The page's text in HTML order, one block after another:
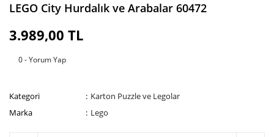
LEGO City Hurdalık ve Arabalar 60472
3.989,00 TL
0 - Yorum Yap
Kategori
Karton Puzzle ve Legolar
Marka
Lego